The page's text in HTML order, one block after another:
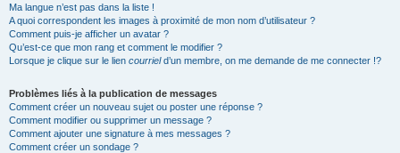
Ma langue n’est pas dans la liste !
A quoi correspondent les images à proximité de mon nom d’utilisateur ?
Comment puis-je afficher un avatar ?
Qu’est-ce que mon rang et comment le modifier ?
Lorsque je clique sur le lien courrield’un membre, on me demande de me connecter !?
Problèmes liés à la publication de messages
Comment créer un nouveau sujet ou poster une réponse ?
Comment modifier ou supprimer un message ?
Comment ajouter une signature à mes messages ?
Comment créer un sondage ?